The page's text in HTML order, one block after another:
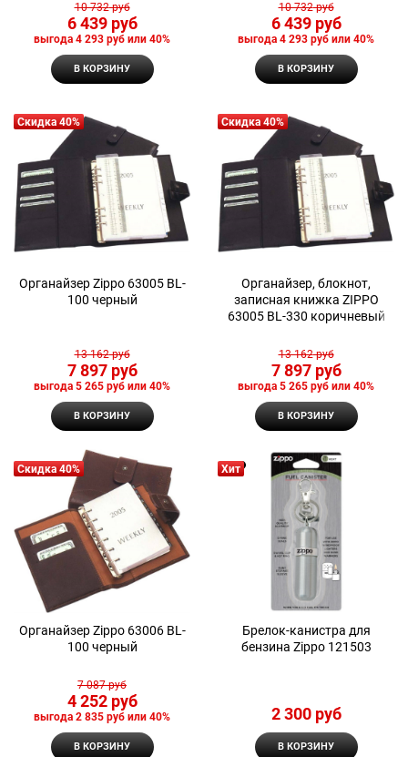
10 732 руб
6 439 руб
выгода 4 293 руб или 40%
В КОРЗИНУ
10 732 руб
6 439 руб
выгода 4 293 руб или 40%
В КОРЗИНУ
Скидка 40%
Органайзер Zippo 63005 BL-
100 черный
13 162 руб
7 897 руб
выгода 5 265 руб или 40%
В КОРЗИНУ
Скидка 40%
Органайзер, блокнот,
записная книжка ZIPPO
63005 BL-330 коричневый
13 162 руб
7 897 руб
выгода 5 265 руб или 40%
В КОРЗИНУ
Скидка 40%
Органайзер Zippo 63006 BL-
100 черный
7 087 руб
4 252 руб
выгода 2 835 руб или 40%
В КОРЗИНУ
Хит
Брелок-канистра для
бензина Zippo 121503
2 300 руб
В КОРЗИНУ